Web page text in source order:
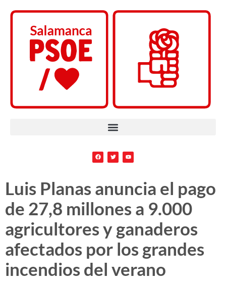
Luis Planas anuncia el pago
de 27,8 millones a 9.000
agricultores y ganaderos
afectados por los grandes
incendios del verano